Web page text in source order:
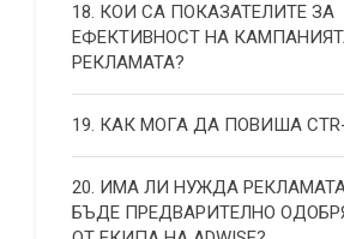
18. КОИ СА ПОКАЗАТЕЛИТЕ ЗА
ЕФЕКТИВНОСТ НА
РЕКЛАМАТА?
19. КАК МОГА ДА ПОВИША
20. ИМА ЛИ НУЖДА
БЪДЕ ПРЕДВАРИТЕЛНО